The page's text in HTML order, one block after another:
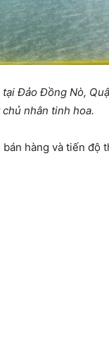
Đảo Đồng Nò,
nhân tinh hoa.
hàng và tiến độ